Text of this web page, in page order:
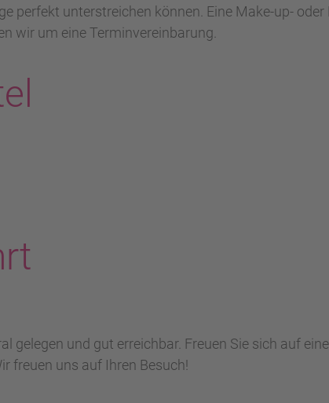
perfekt unterstreichen können. Eine Make-up-
wir um eine Terminvereinbarung.
gelegen und gut erreichbar. Freuen Sie sich auf
freuen uns auf Ihren Besuch!